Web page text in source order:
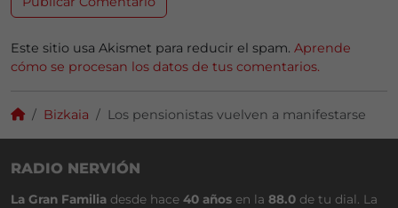
Este sitio usa Akismet para reducir el spam. Aprende
cómo se procesan los datos de tus comentarios.
Bizkaia Los pensionistas vuelven a manifestarse
RADIO NERVIÓN
La Gran Familia desde hace 40 años en la 88.0 de tu dial. La